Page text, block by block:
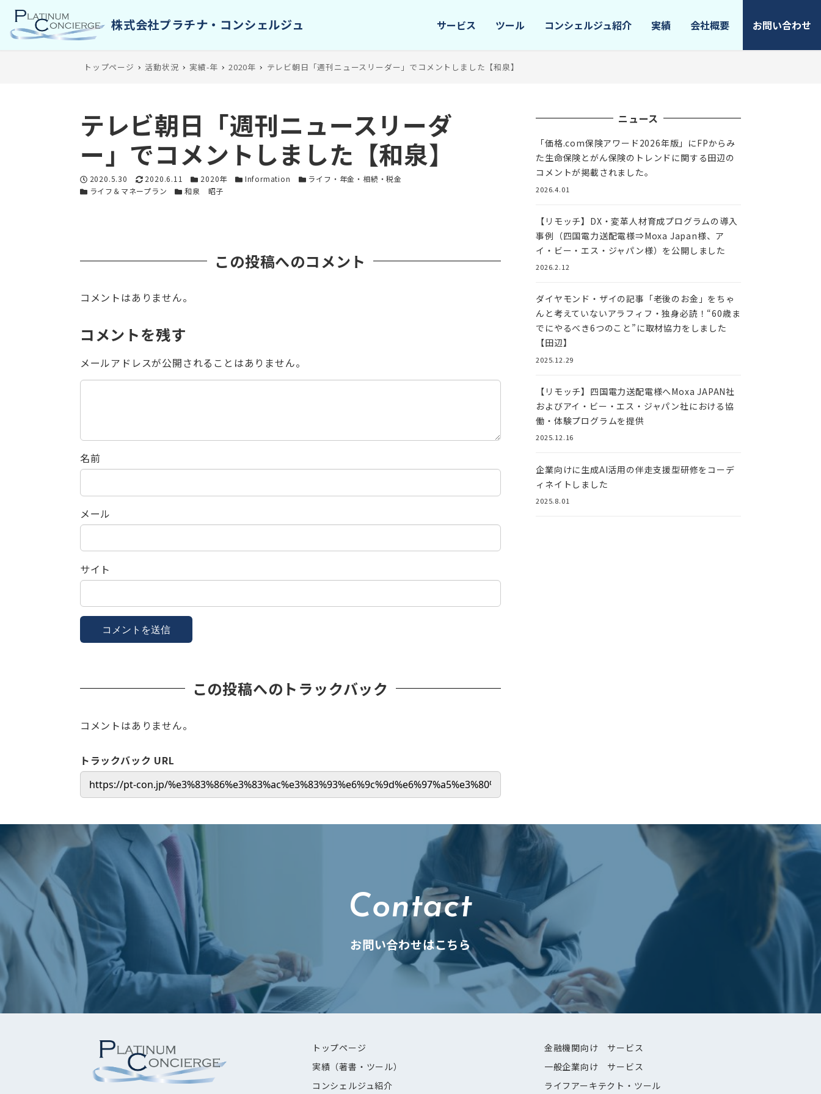
サービス ツール コンシェルジュ紹介 実績 会社概要 お問い合わせ
トップページ 活動状況 実績-年 2020年 テレビ朝日「週刊ニュースリーダー」でコメントしました【和泉】
テレビ朝日「週刊ニュースリーダ
ー」でコメントしました【和泉】
投稿日
2020.5.30 更新日
2020.6.11 カテゴリー
2020年 カテゴリー
Information カテゴリー
ライフ・年金・相続・税金
カテゴリー
ライフ＆マネープラン カテゴリー
和泉 昭子
この投稿へのコメント
コメントはありません。
コメントを残す
メールアドレスが公開されることはありません。
名前
メール
サイト
この投稿へのトラックバック
コメントはありません。
トラックバック URL
ニュース
「価格.com保険アワード2026年版」にFPからみ
た生命保険とがん保険のトレンドに関する田辺の
コメントが掲載されました。
2026.4.01
【リモッチ】DX・変革人材育成プログラムの導入
事例（四国電力送配電様⇒Moxa Japan様、ア
イ・ビー・エス・ジャパン様）を公開しました
2026.2.12
ダイヤモンド・ザイの記事「老後のお金」をちゃ
んと考えていないアラフィフ・独身必読！“60歳ま
でにやるべき6つのこと”に取材協力をしました
【田辺】
2025.12.29
【リモッチ】四国電⼒送配電様へMoxa JAPAN社
およびアイ・ビー・エス・ジャパン社における協
働・体験プログラムを提供
2025.12.16
企業向けに生成AI活用の伴走支援型研修をコーデ
ィネイトしました
2025.8.01
Contact
お問い合わせはこちら
トップページ
実績（著書・ツール）
コンシェルジュ紹介
金融機関向け サービス
一般企業向け サービス
ライフアーキテクト・ツール